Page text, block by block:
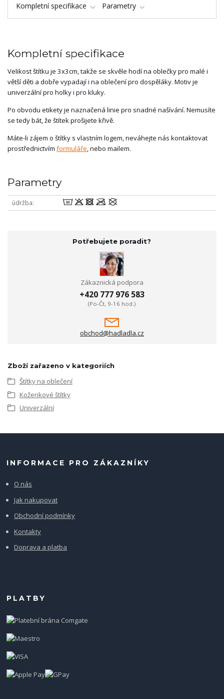
Kompletní specifikace Parametry
Kompletní specifikace
Velikost štítku je 3x3cm, takže se skvěle hodí na oblečky pro malé i
větší děti a dobře vypadají i na oblečení pro dospěláky. Motiv je
univerzální pro holky i pro kluky.
Po obvodu etikety je naznačená linie pro snadné našívání. Nemusíte
se tedy bát, že štítek prošijete křivě.
Máte-li zájem o štítky s vlastním logem, neváhejte nás kontaktovat
prostřednictvím formuláře, nebo mailem.
Parametry
údržba wodmU
Potřebujete poradit?
Zákaznická podpora
+420 777 976 583
(Po-Čt, 9-16 hod.)
obchod@hadladla.cz
Zboží zařazeno v kategoriích
Štítky na oblečení
Koženkové štítky
Univerzální
INFORMACE PRO ZÁKAZNÍKY
O nás
Jak nakupovat
Obchodní podmínky
Kontakty
Doprava a platba
PLATBY